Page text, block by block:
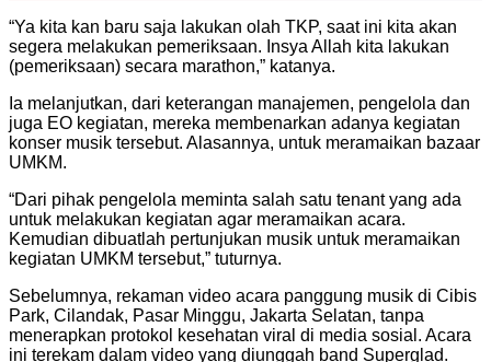
“Ya kita kan baru saja lakukan olah TKP, saat ini kita akan
segera melakukan pemeriksaan. Insya Allah kita lakukan
(pemeriksaan) secara marathon,” katanya.
Ia melanjutkan, dari keterangan manajemen, pengelola dan
juga EO kegiatan, mereka membenarkan adanya kegiatan
konser musik tersebut. Alasannya, untuk meramaikan bazaar
UMKM.
“Dari pihak pengelola meminta salah satu tenant yang ada
untuk melakukan kegiatan agar meramaikan acara.
Kemudian dibuatlah pertunjukan musik untuk meramaikan
kegiatan UMKM tersebut,” tuturnya.
Sebelumnya, rekaman video acara panggung musik di Cibis
Park, Cilandak, Pasar Minggu, Jakarta Selatan, tanpa
menerapkan protokol kesehatan viral di media sosial. Acara
ini terekam dalam video yang diunggah band Superglad.